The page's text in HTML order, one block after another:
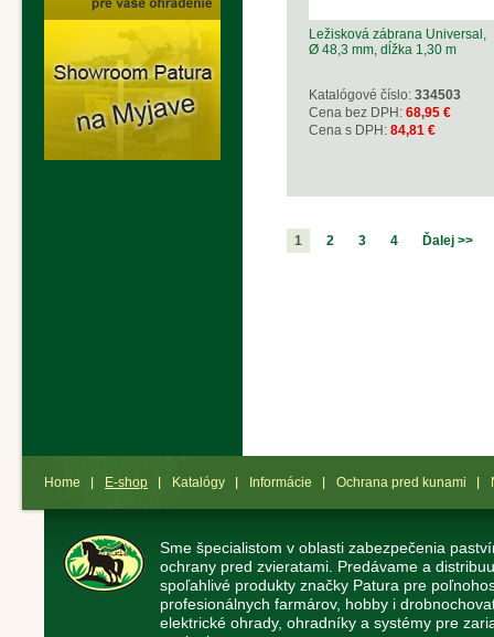
Ležisková zábrana Universal,
Ø 48,3 mm, dĺžka 1,30 m
Katalógové číslo: 334503
Cena bez DPH: 68,95 €
Cena s DPH: 84,81 €
1 2 3 4 Ďalej >>
Home E-shop Katalógy Informácie Ochrana pred kunami
Sme špecialistom v oblasti zabezpečenia
ochrany pred zvieratami. Predávame a
spoľahlivé produkty značky Patura pre
profesionálnych farmárov, hobby i
elektrické ohrady, ohradníky a systémy pre